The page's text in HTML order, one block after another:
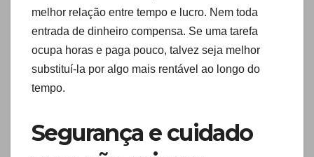
melhor relação entre tempo e lucro. Nem toda
entrada de dinheiro compensa. Se uma tarefa
ocupa horas e paga pouco, talvez seja melhor
substituí-la por algo mais rentável ao longo do
tempo.
Segurança e cuidado